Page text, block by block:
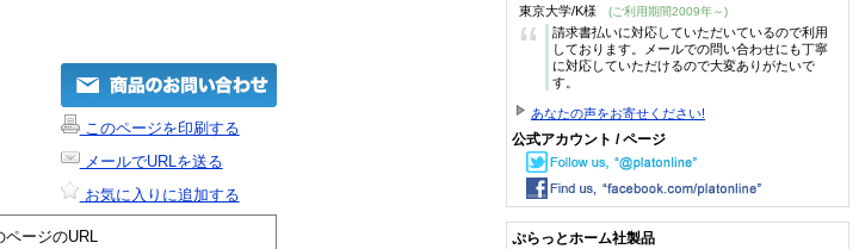
このページを印刷する
メールでURLを送る
お気に入りに追加する
ページのURL
東京大学/K様 (ご利用期間2009年～)
“
請求書払いに対応していただいているので利用
しております。メールでの問い合わせにも丁寧
に対応していただけるので大変ありがたいで
す。
あなたの声をお寄せください!
公式アカウント / ページ
ぷらっとホーム社製品